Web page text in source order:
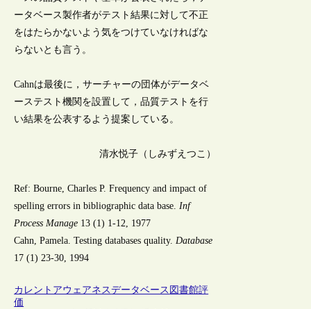
ータベース製作者がテスト結果に対して不正
をはたらかないよう気をつけていなければな
らないとも言う。
Cahnは最後に，サーチャーの団体がデータベ
ーステスト機関を設置して，品質テストを行
い結果を公表するよう提案している。
清水悦子（しみずえつこ）
Ref: Bourne, Charles P. Frequency and impact of
spelling errors in bibliographic data base.Inf
Process Manage 13 (1) 1-12, 1977
Cahn, Pamela. Testing databases quality.Database
17 (1) 23-30, 1994
カレントアウェアネスデータベース 図書館評
価